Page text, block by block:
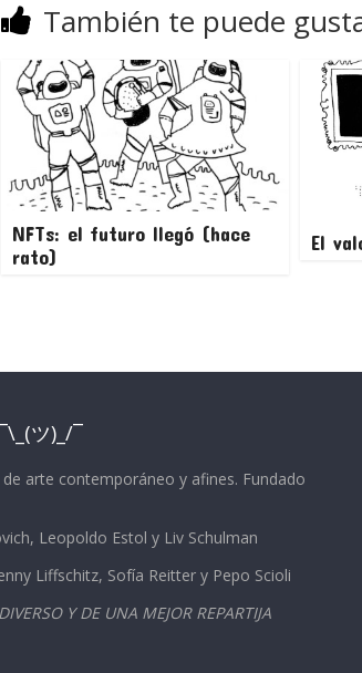
También te puede
NFTs: el futuro llegó (hace
rato)
El
ツ)_/¯
arte contemporáneo y afines. Fundado
Leopoldo Estol y Liv Schulman
Liffschitz, Sofía Reitter y Pepo Scioli
Y DE UNA MEJOR REPARTIJA